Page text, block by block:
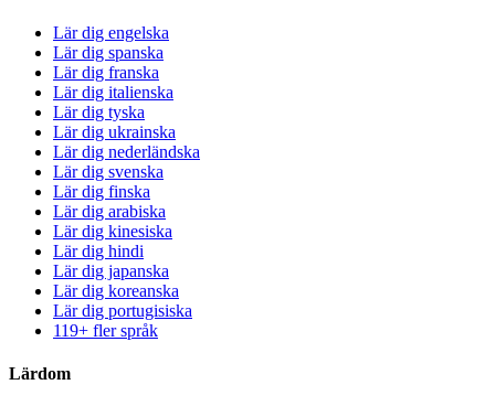
Lär dig engelska
Lär dig spanska
Lär dig franska
Lär dig italienska
Lär dig tyska
Lär dig ukrainska
Lär dig nederländska
Lär dig svenska
Lär dig finska
Lär dig arabiska
Lär dig kinesiska
Lär dig hindi
Lär dig japanska
Lär dig koreanska
Lär dig portugisiska
119+ fler språk
Lärdom